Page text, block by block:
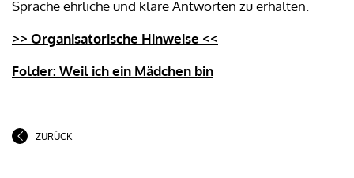
Sprache ehrliche und klare Antworten zu erhalten.
>> Organisatorische Hinweise <<
Folder: Weil ich ein Mädchen bin
ZURÜCK